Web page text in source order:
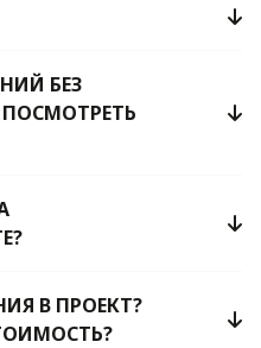
БЕЗ
В ПРОЕКТ?